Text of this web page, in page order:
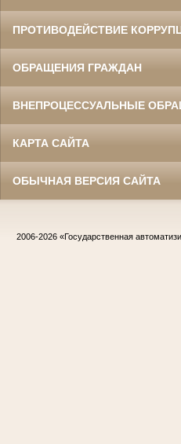
ПРОТИВОДЕЙСТВИЕ
ОБРАЩЕНИЯ ГРАЖДАН
ВНЕПРОЦЕССУАЛЬНЫЕ
КАРТА САЙТА
ОБЫЧНАЯ ВЕРСИЯ САЙТА
2006-2026 «Государственная